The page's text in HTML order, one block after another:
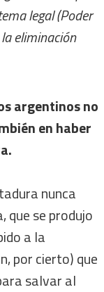
legal (Poder
eliminación
argentinos no
en haber
nunca
que se produjo
a la
por cierto) que
salvar al